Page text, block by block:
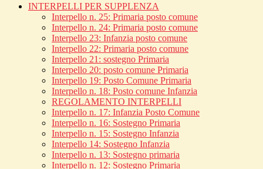
INTERPELLI PER SUPPLENZA
Interpello n. 25: Primaria posto comune
Interpello n. 24: Primaria posto comune
Interpello 23: Infanzia posto comune
Interpello 22: Primaria posto comune
Interpello 21: sostegno Primaria
Interpello 20: posto comune Primaria
Interpello 19: Posto Comune Primaria
Interpello n. 18: Posto comune Infanzia
REGOLAMENTO INTERPELLI
Interpello n. 17: Infanzia Posto Comune
Interpello n. 16: Sostegno Primaria
Interpello n. 15: Sostegno Infanzia
Interpello 14: Sostegno Infanzia
Interpello n. 13: Sostegno primaria
Interpello n. 12: Sostegno Primaria